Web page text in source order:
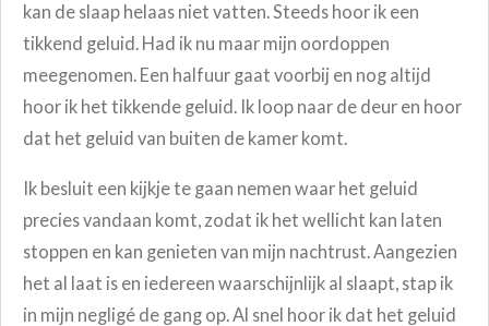
kan de slaap helaas niet vatten. Steeds hoor ik een
tikkend geluid. Had ik nu maar mijn oordoppen
meegenomen. Een halfuur gaat voorbij en nog altijd
hoor ik het tikkende geluid. Ik loop naar de deur en hoor
dat het geluid van buiten de kamer komt.
Ik besluit een kijkje te gaan nemen waar het geluid
precies vandaan komt, zodat ik het wellicht kan laten
stoppen en kan genieten van mijn nachtrust. Aangezien
het al laat is en iedereen waarschijnlijk al slaapt, stap ik
in mijn negligé de gang op. Al snel hoor ik dat het geluid